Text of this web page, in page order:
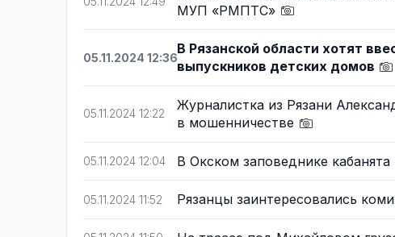
МУП «РМПТС»
05.11.2024 12:36
В Рязанской области хотят
выпускников детских домов
05.11.2024 12:22
Журналистка из Рязани
в мошенничестве
05.11.2024 12:04 В Окском заповеднике
05.11.2024 11:52 Рязанцы заинтересовались